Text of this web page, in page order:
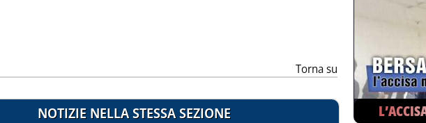
Torna su
NOTIZIE NELLA STESSA SEZIONE